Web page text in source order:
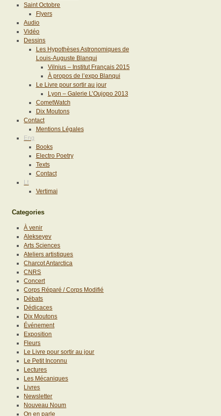
Saint Octobre
Flyers
Audio
Vidéo
Dessins
Les Hypothèses Astronomiques de
Louis-Auguste Blanqui
Vilnius – Institut Français 2015
À propos de l’expo Blanqui
Le Livre pour sortir au jour
Lyon – Galerie L’Oujopo 2013
CometWatch
Dix Moutons
Contact
Mentions Légales
Eng
Books
Electro Poetry
Texts
Contact
Lt
Vertimai
Categories
À venir
Alekseyev
Arts Sciences
Ateliers artistiques
Charcot Antarctica
CNRS
Concert
Corps Réparé / Corps Modifié
Débats
Dédicaces
Dix Moutons
Événement
Exposition
Fleurs
Le Livre pour sortir au jour
Le Petit Inconnu
Lectures
Les Mécaniques
Livres
Newsletter
Nouveau Noum
On en parle